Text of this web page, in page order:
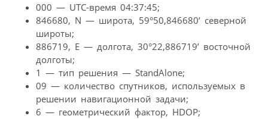
000 — UTC-время 04:37:45;
846680, N — широта, 59°50,846680’ северной
широты;
886719, Е — долгота, 30°22,886719’ восточной
долготы;
1 — тип решения — StandAlone;
09 — количество спутников, используемых в
решении навигационной задачи;
6 — геометрический фактор, HDOP;